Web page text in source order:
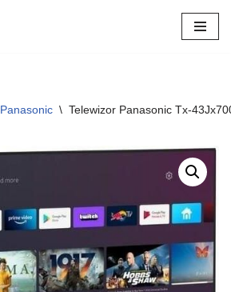
Panasonic \ Telewizor Panasonic Tx-